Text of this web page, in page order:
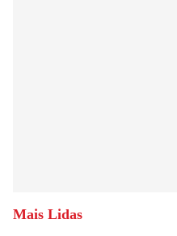
Mais Lidas